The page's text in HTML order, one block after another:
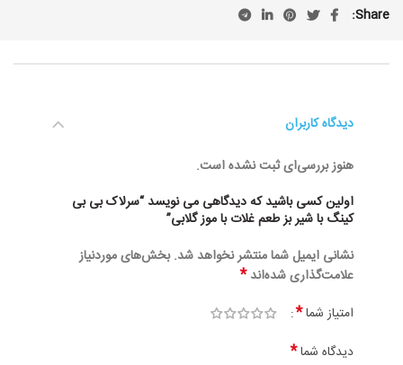
Share
دیدگاه کاربران
هنوز بررسی‌ای ثبت نشده است.
اولین کسی باشید که دیدگاهی می نویسد “سرلاک بی بی
کینگ با شیر بز طعم غلات با موز گلابی”
نشانی ایمیل شما منتشر نخواهد شد. بخش‌های موردنیاز
علامت‌گذاری شده‌اند*
امتیاز شما*
دیدگاه شما*